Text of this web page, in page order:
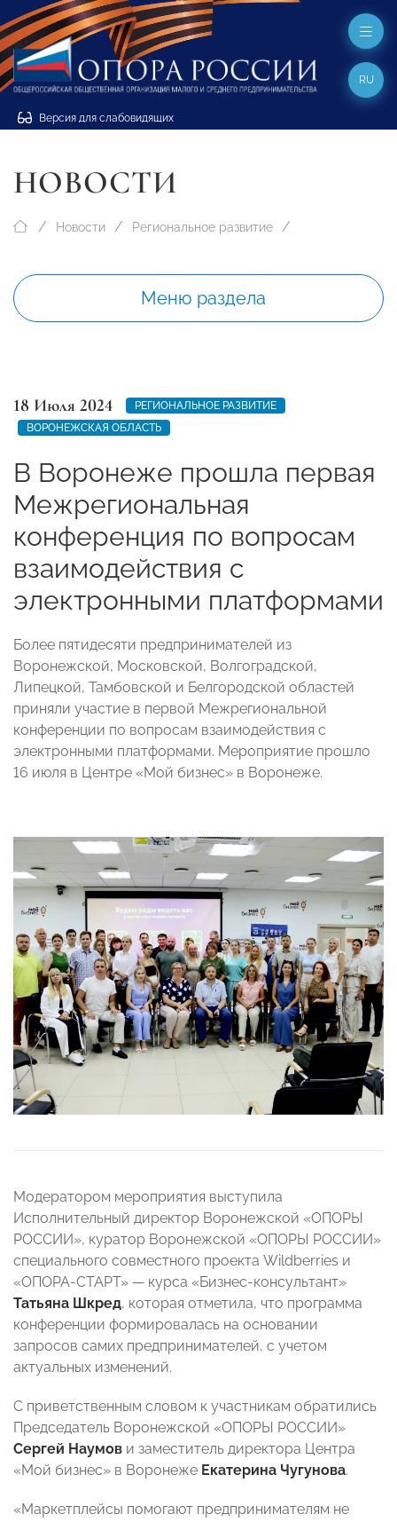
Версия для слабовидящих
RU
НОВОСТИ
Новости Региональное развитие
Меню раздела
18 Июля 2024
РЕГИОНАЛЬНОЕ РАЗВИТИЕ
ВОРОНЕЖСКАЯ ОБЛАСТЬ
В Воронеже прошла первая
Межрегиональная
конференция по вопросам
взаимодействия с
электронными платформами
Более пятидесяти предпринимателей из
Воронежской, Московской, Волгоградской,
Липецкой, Тамбовской и Белгородской областей
приняли участие в первой Межрегиональной
конференции по вопросам взаимодействия с
электронными платформами. Мероприятие прошло
16 июля в Центре «Мой бизнес» в Воронеже.
Модератором мероприятия выступила
Исполнительный директор Воронежской «ОПОРЫ
РОССИИ», куратор Воронежской «ОПОРЫ РОССИИ»
специального совместного проекта Wildberries и
«ОПОРА-СТАРТ» — курса «Бизнес-консультант»
Татьяна Шкред, которая отметила, что программа
конференции формировалась на основании
запросов самих предпринимателей, с учетом
актуальных изменений.
С приветственным словом к участникам обратились
Председатель Воронежской «ОПОРЫ РОССИИ»
Сергей Наумов и заместитель директора Центра
«Мой бизнес» в Воронеже Екатерина Чугунова.
«Маркетплейсы помогают предпринимателям не